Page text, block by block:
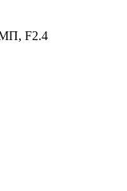
МП, F2.4